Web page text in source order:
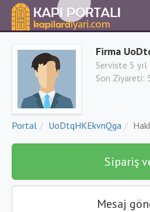
Firma
Serviste 5 yıl
Son Ziyareti:
Portal UoDtqHKEkvnQga
Sipariş
Mesaj